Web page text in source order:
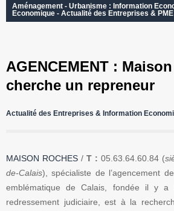
Aménagement - Urbanisme : Information
Economique - Actualité des Entreprises & PME
AGENCEMENT :
cherche un repreneur
Actualité des Entreprises & Information
MAISON ROCHES / T : 05.63.64.60.84 (
de-Calais), spécialiste de l’agencement
emblématique de Calais, fondée il y
redressement judiciaire, est à la